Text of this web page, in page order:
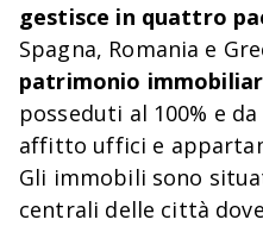
gestisce in quattro
Spagna, Romania e
patrimonio
posseduti al 100% e
affitto uffici e
Gli immobili sono
centrali delle città